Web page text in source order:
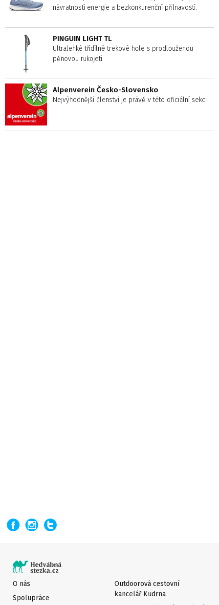
návratností energie a bezkonkurenční přilnavostí.
PINGUIN LIGHT TL
Ultralehké třídílné trekové hole s prodlouženou
pěnovou rukojetí.
Alpenverein Česko-Slovensko
Nejvýhodnější členství je právě v této oficiální sekci
O nás
Spolupráce
Outdoorová cestovní
kancelář Kudrna